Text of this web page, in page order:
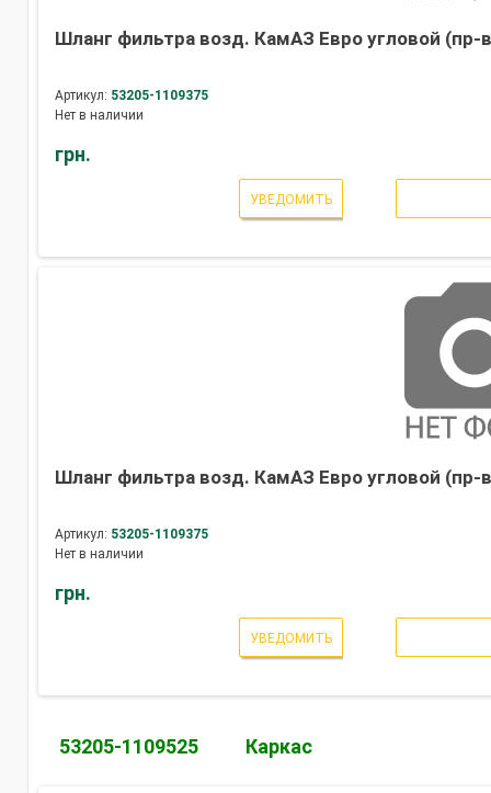
Шланг фильтра возд. КамАЗ Евро угловой (пр-
Артикул: 53205-1109375
Нет в наличии
грн.
УВЕДОМИТЬ
Шланг фильтра возд. КамАЗ Евро угловой (пр-
Артикул: 53205-1109375
Нет в наличии
грн.
УВЕДОМИТЬ
53205-1109525 Каркас